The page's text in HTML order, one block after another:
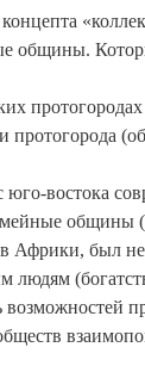
общины.
протогорода
востока
общины
Африки, был не